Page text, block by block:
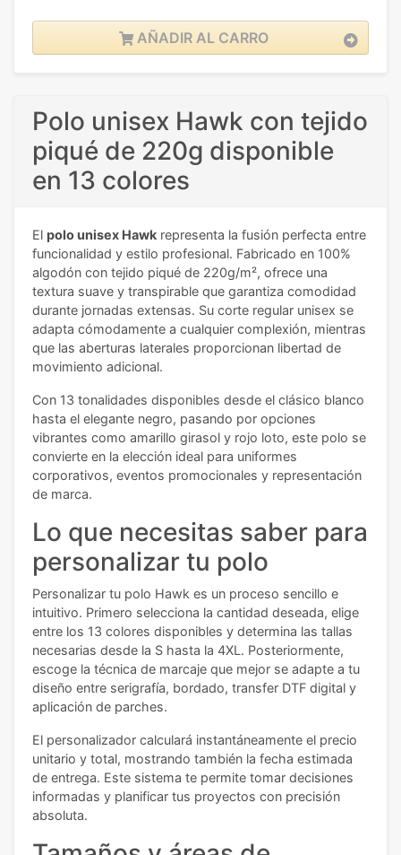
AÑADIR AL CARRO
Polo unisex Hawk con tejido
piqué de 220g disponible
en 13 colores
El polo unisex Hawk representa la fusión perfecta entre
funcionalidad y estilo profesional. Fabricado en 100%
algodón con tejido piqué de 220g/m², ofrece una
textura suave y transpirable que garantiza comodidad
durante jornadas extensas. Su corte regular unisex se
adapta cómodamente a cualquier complexión, mientras
que las aberturas laterales proporcionan libertad de
movimiento adicional.
Con 13 tonalidades disponibles desde el clásico blanco
hasta el elegante negro, pasando por opciones
vibrantes como amarillo girasol y rojo loto, este polo se
convierte en la elección ideal para uniformes
corporativos, eventos promocionales y representación
de marca.
Lo que necesitas saber para
personalizar tu polo
Personalizar tu polo Hawk es un proceso sencillo e
intuitivo. Primero selecciona la cantidad deseada, elige
entre los 13 colores disponibles y determina las tallas
necesarias desde la S hasta la 4XL. Posteriormente,
escoge la técnica de marcaje que mejor se adapte a tu
diseño entre serigrafía, bordado, transfer DTF digital y
aplicación de parches.
El personalizador calculará instantáneamente el precio
unitario y total, mostrando también la fecha estimada
de entrega. Este sistema te permite tomar decisiones
informadas y planificar tus proyectos con precisión
absoluta.